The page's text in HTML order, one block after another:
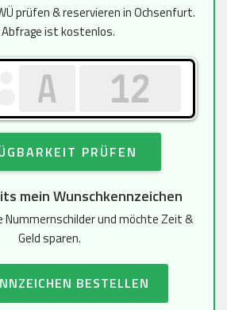
prüfen & reservieren in Ochsenfurt.
Abfrage ist kostenlos.
PRÜFEN
mein Wunschkennzeichen
Nummernschilder und möchte Zeit &
Geld sparen.
BESTELLEN